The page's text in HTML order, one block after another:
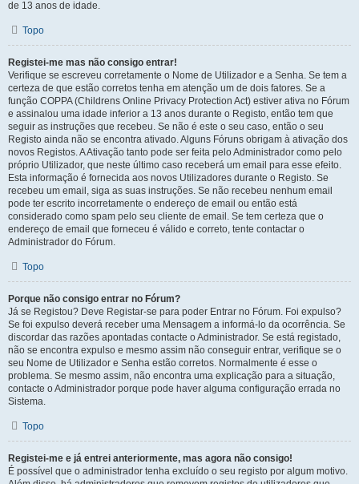
de 13 anos de idade.
Topo
Registei-me mas não consigo entrar!
Verifique se escreveu corretamente o Nome de Utilizador e a Senha. Se tem a
certeza de que estão corretos tenha em atenção um de dois fatores. Se a
função COPPA (Childrens Online Privacy Protection Act) estiver ativa no Fórum
e assinalou uma idade inferior a 13 anos durante o Registo, então tem que
seguir as instruções que recebeu. Se não é este o seu caso, então o seu
Registo ainda não se encontra ativado. Alguns Fóruns obrigam à ativação dos
novos Registos. A Ativação tanto pode ser feita pelo Administrador como pelo
próprio Utilizador, que neste último caso receberá um email para esse efeito.
Esta informação é fornecida aos novos Utilizadores durante o Registo. Se
recebeu um email, siga as suas instruções. Se não recebeu nenhum email
pode ter escrito incorretamente o endereço de email ou então está
considerado como spam pelo seu cliente de email. Se tem certeza que o
endereço de email que forneceu é válido e correto, tente contactar o
Administrador do Fórum.
Topo
Porque não consigo entrar no Fórum?
Já se Registou? Deve Registar-se para poder Entrar no Fórum. Foi expulso?
Se foi expulso deverá receber uma Mensagem a informá-lo da ocorrência. Se
discordar das razões apontadas contacte o Administrador. Se está registado,
não se encontra expulso e mesmo assim não conseguir entrar, verifique se o
seu Nome de Utilizador e Senha estão corretos. Normalmente é esse o
problema. Se mesmo assim, não encontra uma explicação para a situação,
contacte o Administrador porque pode haver alguma configuração errada no
Sistema.
Topo
Registei-me e já entrei anteriormente, mas agora não consigo!
É possível que o administrador tenha excluído o seu registo por algum motivo.